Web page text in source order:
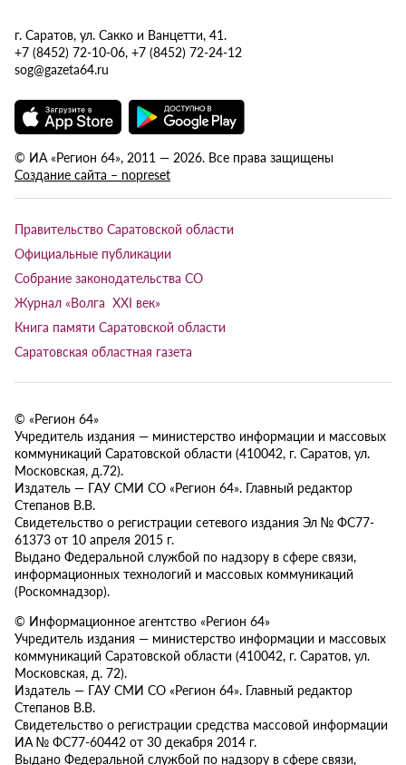
г. Саратов, ул. Сакко и Ванцетти, 41.
+7 (8452) 72-10-06, +7 (8452) 72-24-12
sog@gazeta64.ru
© ИА «Регион 64», 2011 — 2026. Все права защищены
Создание сайта – nopreset
Правительство Саратовской области
Официальные публикации
Собрание законодательства СО
Журнал «Волга XXI век»
Книга памяти Саратовской области
Саратовская областная газета
© «Регион 64»
Учредитель издания — министерство информации и массовых
коммуникаций Саратовской области (410042, г. Саратов, ул.
Московская, д.72).
Издатель — ГАУ СМИ СО «Регион 64». Главный редактор
Степанов В.В.
Свидетельство о регистрации сетевого издания Эл № ФС77-
61373 от 10 апреля 2015 г.
Выдано Федеральной службой по надзору в сфере связи,
информационных технологий и массовых коммуникаций
(Роскомнадзор).
© Информационное агентство «Регион 64»
Учредитель издания — министерство информации и массовых
коммуникаций Саратовской области (410042, г. Саратов, ул.
Московская, д. 72).
Издатель — ГАУ СМИ СО «Регион 64». Главный редактор
Степанов В.В.
Свидетельство о регистрации средства массовой информации
ИА № ФС77-60442 от 30 декабря 2014 г.
Выдано Федеральной службой по надзору в сфере связи,